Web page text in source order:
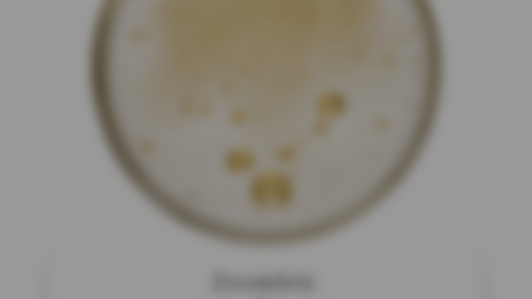
Zsombói